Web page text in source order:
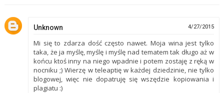
Unknown 4/27/2015
Mi się to zdarza dość często nawet. Moja wina jest tylko
taka, że ja myślę, myślę i myślę nad tematem tak długo aż w
końcu ktoś inny na niego wpadnie i potem zostaję z ręką w
nocniku ;) Wierzę w teleaptię w każdej dziedzinie, nie tylko
blogowej, więc nie dopatruję się wszędzie kopiowania i
plagiatu :)